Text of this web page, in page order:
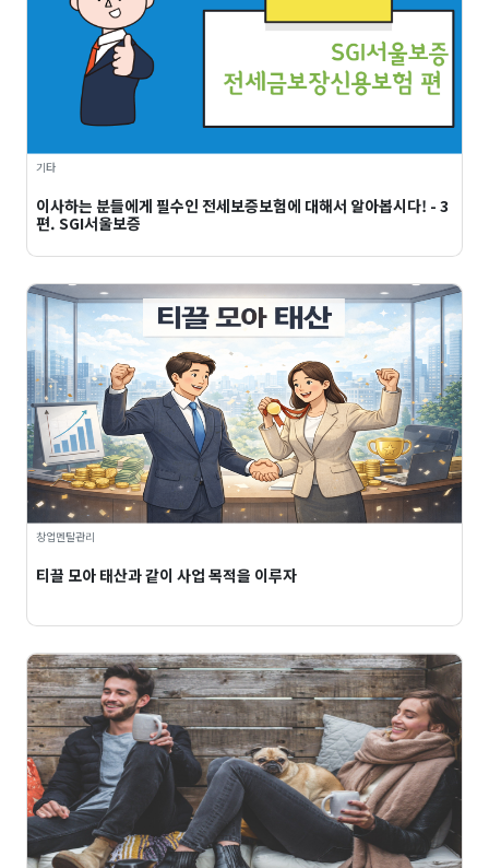
기타
이사하는 분들에게 필수인 전세보증보험에 대해서 알아봅시다! - 3
편. SGI서울보증
창업멘탈관리
티끌 모아 태산과 같이 사업 목적을 이루자